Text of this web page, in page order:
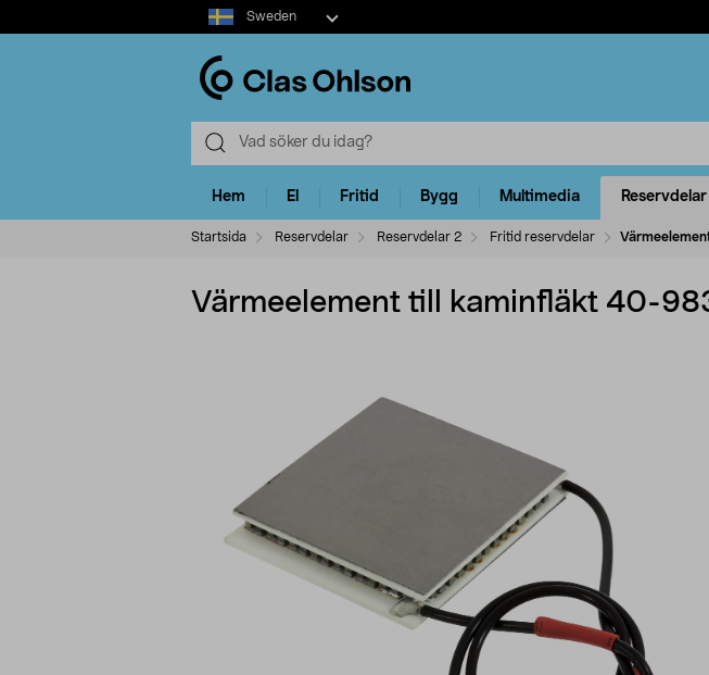
Select
market
Sweden
Hem El Fritid Bygg Multimedia Reservdelar
Startsida Reservdelar Reservdelar 2 Fritid reservdelar
Värmeelement till kaminfläkt 40-